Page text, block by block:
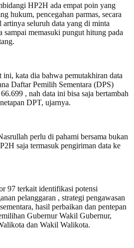
HP2H ada empat poin yang
hukum, pencegahan parmas, secara
artinya seluruh data yang di minta
sampai memasuki pungut hitung pada
ini, kata dia bahwa pemutakhiran data
Daftar Pemilih Sementara (DPS)
, nah data ini bisa saja bertambah
DPT, ujarnya.
perlu di pahami bersama bukan
saja termasuk pengiriman data ke
97 terkait identifikasi potensi
pelanggaran , strategi pengawasan
hasil perbaikan dan pentepan
Gubernur Wakil Gubernur,
dan Wakil Walikota.